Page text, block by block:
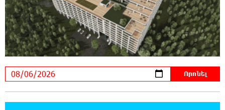
Այսօրվա կառավարությունը ուսանողներին
առաջարկում է պահանջարկ չունեցող
մասնագիտություններ. Ատոմ Մխիթարյան
18:03:08 6-08-2026
Հայրենիքը փոքրանում է մեր աչքերի առաջ․
ազգային ողբերգություն է․ Ավետիք